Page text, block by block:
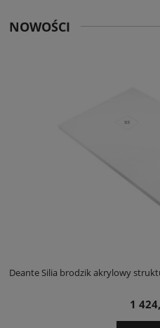
NOWOŚCI
Deante Silia brodzik akrylowy
1